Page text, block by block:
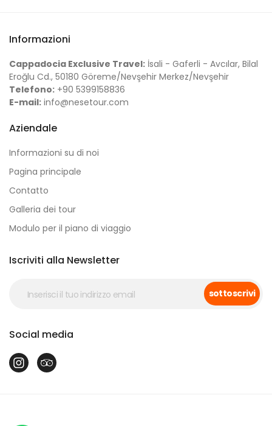
Informazioni
Cappadocia Exclusive Travel: İsali - Gaferli - Avcılar, Bilal
Eroğlu Cd., 50180 Göreme/Nevşehir Merkez/Nevşehir
Telefono: +90 5399158836
E-mail: info@nesetour.com
Aziendale
Informazioni su di noi
Pagina principale
Contatto
Galleria dei tour
Modulo per il piano di viaggio
Iscriviti alla Newsletter
sottoscrivi
Social media